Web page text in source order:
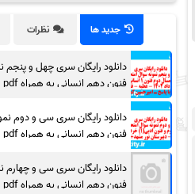
جدید ها نظرات
دانلود رایگان سری چهل و پنجم
فنون دهم انسانی به همراه pdf
دانلود رایگان سری سی و دوم
فنون دهم انسانی به همراه pdf
دانلود رایگان سری سی و چهارم
فنون دهم انسانی به همراه pdf